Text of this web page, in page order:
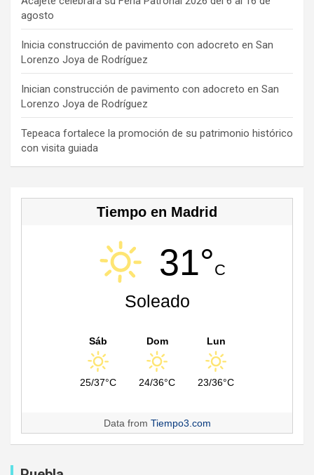
k
e
C
h
a
n
n
el
agosto
Inicia construcción de pavimento con adocreto en San
Lorenzo Joya de Rodríguez
Inician construcción de pavimento con adocreto en San
Lorenzo Joya de Rodríguez
Tepeaca fortalece la promoción de su patrimonio histórico
con visita guiada
Tiempo en Madrid
31°C
Soleado
Sáb
25/37°C
Dom
24/36°C
Lun
23/36°C
Data from Tiempo3.com